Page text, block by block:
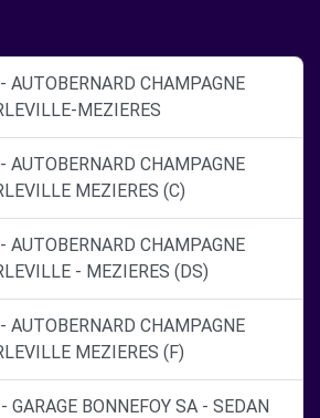
CHAMPAGNE
MEZIERES
CHAMPAGNE
MEZIERES (C)
CHAMPAGNE
- MEZIERES (DS)
CHAMPAGNE
MEZIERES (F)
BONNEFOY SA - SEDAN